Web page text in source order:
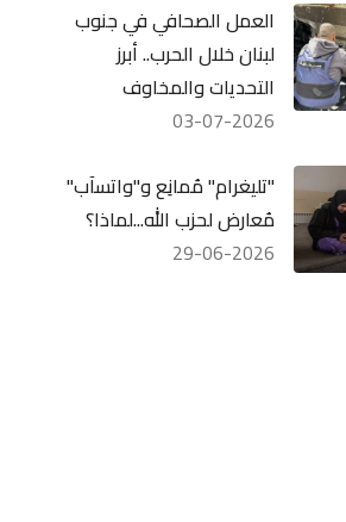
العمل الصحافي في جنوب
لبنان خلال الحرب.. أبرز
التحديات والمخاوف
03-07-2026
"تليغرام" مُمانِع و"واتسآب"
مُعارض لحزب الله...لماذا؟
29-06-2026